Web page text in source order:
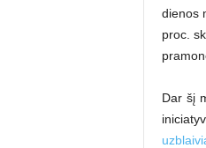
dienos
proc.
Dar šį